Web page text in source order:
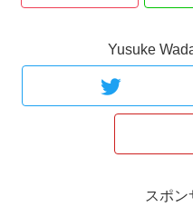
Yusuke
スポン